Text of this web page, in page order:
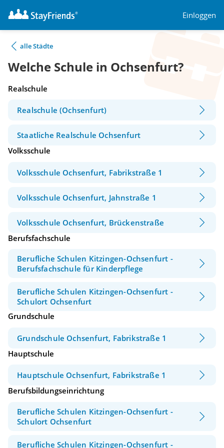
Einloggen
alle Städte
Welche Schule in Ochsenfurt?
Realschule
Realschule (Ochsenfurt)
Staatliche Realschule Ochsenfurt
Volksschule
Volksschule Ochsenfurt, Fabrikstraße 1
Volksschule Ochsenfurt, Jahnstraße 1
Volksschule Ochsenfurt, Brückenstraße
Berufsfachschule
Berufliche Schulen Kitzingen-Ochsenfurt -
Berufsfachschule für Kinderpflege
Berufliche Schulen Kitzingen-Ochsenfurt -
Schulort Ochsenfurt
Grundschule
Grundschule Ochsenfurt, Fabrikstraße 1
Hauptschule
Hauptschule Ochsenfurt, Fabrikstraße 1
Berufsbildungseinrichtung
Berufliche Schulen Kitzingen-Ochsenfurt -
Schulort Ochsenfurt
Berufliche Schulen Kitzingen-Ochsenfurt -